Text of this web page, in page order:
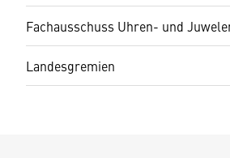
Fachausschuss Uhren- und
Landesgremien